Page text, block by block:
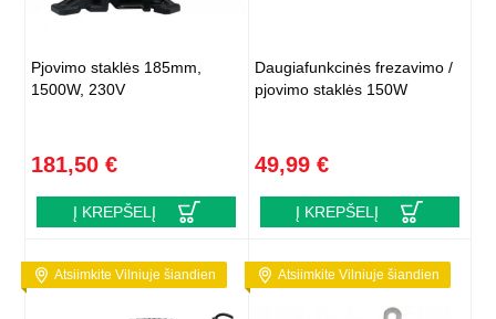
Pjovimo staklės 185mm,
1500W, 230V
181,50 €
Į KREPŠELĮ
Daugiafunkcinės frezavimo /
pjovimo staklės 150W
49,99 €
Į KREPŠELĮ
Atsiimkite Vilniuje šiandien Atsiimkite Vilniuje šiandien